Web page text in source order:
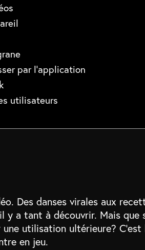
par l’application
utilisateurs
Des danses virales aux
y a tant à découvrir. Mais que
utilisation ultérieure?
en jeu.